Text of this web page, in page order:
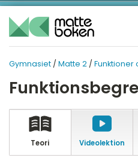
Gymnasiet / Matte 2 / Funktioner
Teori Video­lektion
Översikt